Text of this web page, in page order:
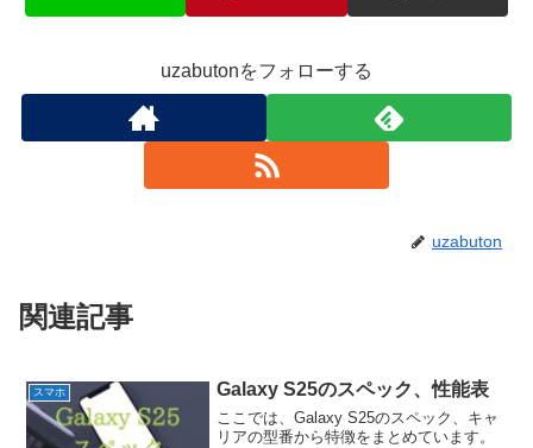
uzabutonをフォローする
uzabuton
関連記事
スマホ Galaxy S25のスペック、性能表
ここでは、Galaxy S25のスペック、キャ
リアの型番から特徴をまとめています。